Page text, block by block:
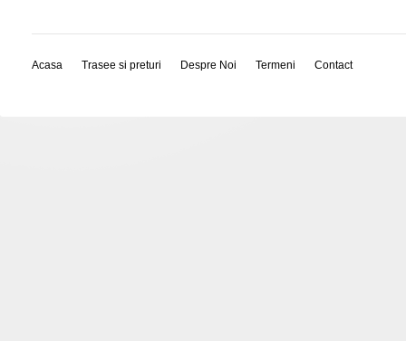
Acasa Trasee si preturi Despre Noi Termeni Contact